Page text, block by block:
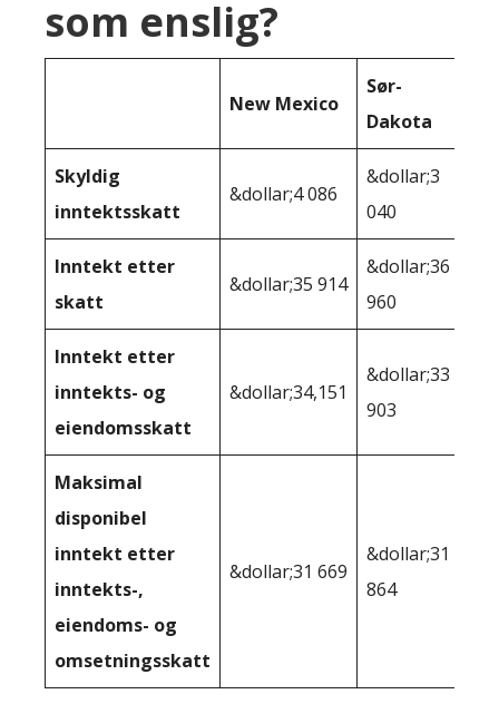
som enslig?
New Mexico
Sør-
Dakota
Skyldig
inntektsskatt
&dollar;4 086
&dollar;3
040
Inntekt etter
skatt
&dollar;35 914
&dollar;36
960
Inntekt etter
inntekts- og
eiendomsskatt
&dollar;34,151
&dollar;33
903
Maksimal
disponibel
inntekt etter
inntekts-,
eiendoms- og
omsetningsskatt
&dollar;31 669
&dollar;31
864